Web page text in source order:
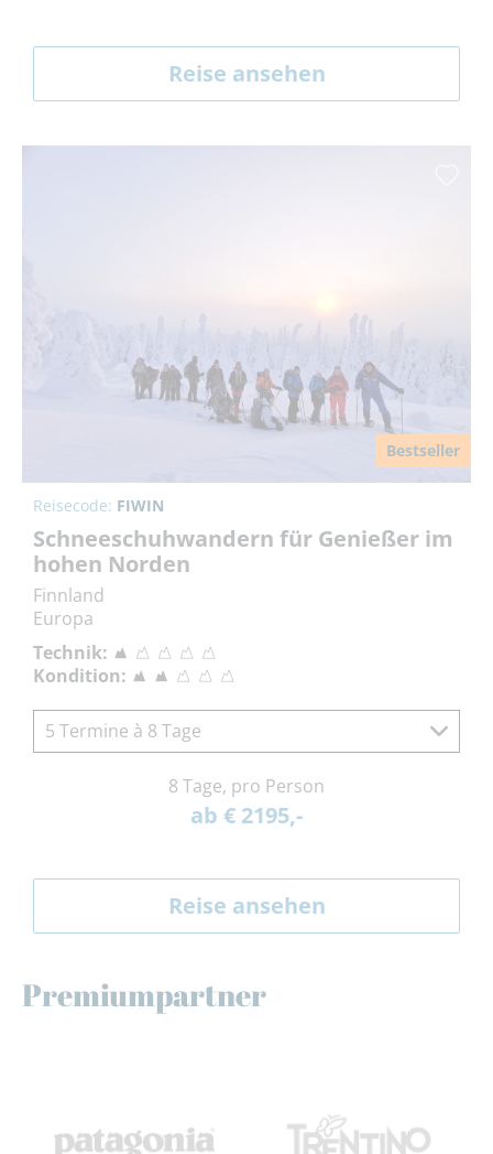
Reise ansehen
Bestseller
Reisecode: FIWIN
Schneeschuhwandern für Genießer im
hohen Norden
Finnland
Europa
Technik:
Kondition:
5 Termine à 8 Tage
8 Tage, pro Person
ab € 2195,-
Reise ansehen
Premiumpartner